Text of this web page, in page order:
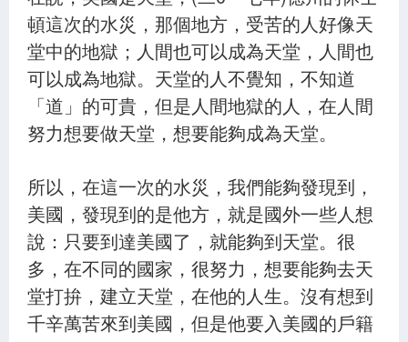
頓這次的水災，那個地方，受苦的人好像天
堂中的地獄；人間也可以成為天堂，人間也
可以成為地獄。天堂的人不覺知，不知道
「道」的可貴，但是人間地獄的人，在人間
努力想要做天堂，想要能夠成為天堂。
所以，在這一次的水災，我們能夠發現到，
美國，發現到的是他方，就是國外一些人想
說：只要到達美國了，就能夠到天堂。很
多，在不同的國家，很努力，想要能夠去天
堂打拚，建立天堂，在他的人生。沒有想到
千辛萬苦來到美國，但是他要入美國的戶籍